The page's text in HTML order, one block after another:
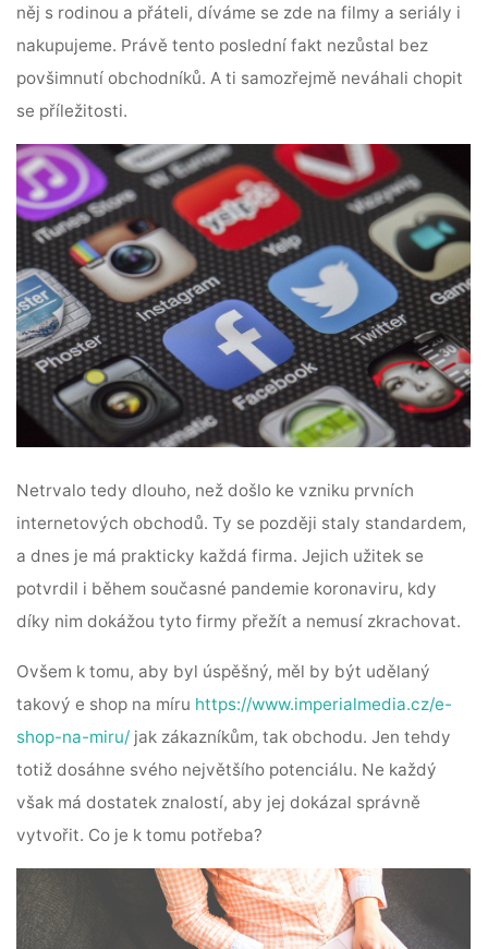
něj s rodinou a přáteli, díváme se zde na filmy a seriály i
nakupujeme. Právě tento poslední fakt nezůstal bez
povšimnutí obchodníků. A ti samozřejmě neváhali chopit
se příležitosti.
Netrvalo tedy dlouho, než došlo ke vzniku prvních
internetových obchodů. Ty se později staly standardem,
a dnes je má prakticky každá firma. Jejich užitek se
potvrdil i během současné pandemie koronaviru, kdy
díky nim dokážou tyto firmy přežít a nemusí zkrachovat.
Ovšem k tomu, aby byl úspěšný, měl by být udělaný
takový e shop na míru https://www.imperialmedia.cz/e-
shop-na-miru/ jak zákazníkům, tak obchodu. Jen tehdy
totiž dosáhne svého největšího potenciálu. Ne každý
však má dostatek znalostí, aby jej dokázal správně
vytvořit. Co je k tomu potřeba?